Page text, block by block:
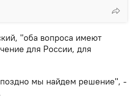
"оба вопроса имеют
для России, для
мы найдем решение", -